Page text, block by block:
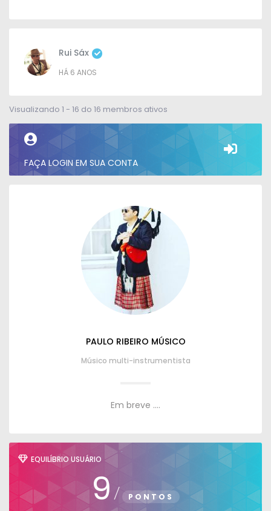
Rui Sáx
HÁ 6 ANOS
Visualizando 1 - 16 do 16 membros ativos
FAÇA LOGIN EM SUA CONTA
PAULO RIBEIRO MÚSICO
Músico multi-instrumentista
Em breve ....
EQUILÍBRIO USUÁRIO
9/ PONTOS